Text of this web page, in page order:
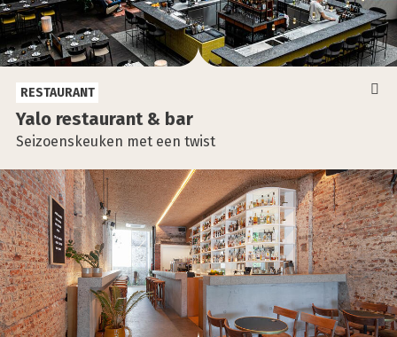
Yalo res­tau­rant & bar
Seizoenskeuken met een twist
RESTAURANT